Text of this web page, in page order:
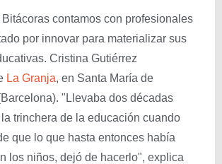
contamos con profesionales
por innovar para materializar sus
Cristina Gutiérrez
La Granja, en Santa María de
"Llevaba dos décadas
trinchera de la educación cuando
que lo que hasta entonces había
los niños, dejó de hacerlo", explica